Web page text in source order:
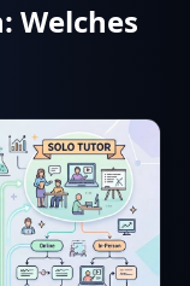
Welches